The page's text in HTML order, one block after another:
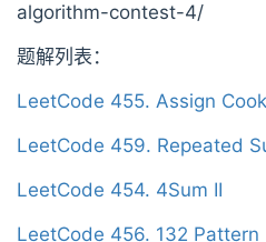
algorithm-contest-4/
题解列表：
LeetCode 455. Assign
LeetCode 459. Repeated
LeetCode 454. 4Sum II
LeetCode 456. 132 Pattern